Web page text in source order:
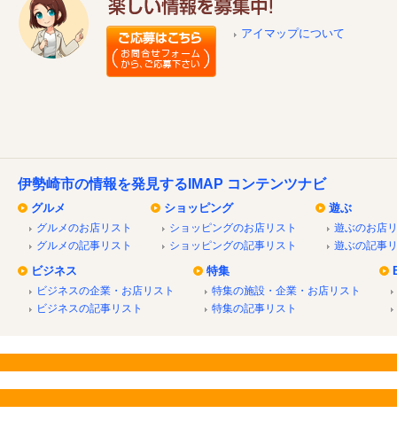
アイマップについて
伊勢崎市の情報を発見するIMAP コンテンツナビ
グルメ
グルメのお店リスト
グルメの記事リスト
ショッピング
ショッピングのお店リスト
ショッピングの記事リスト
遊ぶ
遊ぶのお店
遊ぶの記事
ビジネス
ビジネスの企業・お店リスト
ビジネスの記事リスト
特集
特集の施設・企業・お店リスト
特集の記事リスト